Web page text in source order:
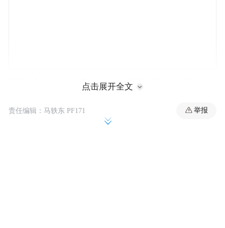
下跌方面，物理AI概念震荡下挫，天娱数
念集体调整，横店影视、北京文化双双跌
点击展开全文
责任编辑：马轶东 PF171 举报